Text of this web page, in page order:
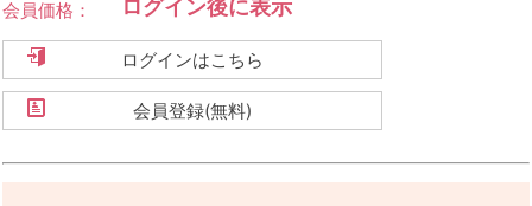
会員価格： ログイン後に表示
ログインはこちら
会員登録(無料)